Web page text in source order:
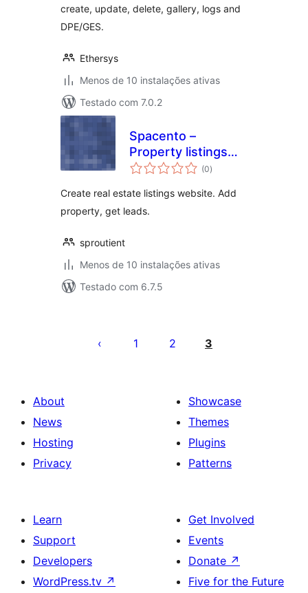
create, update, delete, gallery, logs and
DPE/GES.
Ethersys
Menos de 10 instalações ativas
Testado com 7.0.2
Spacento –
Property listings
for Real estate
(0avaliações
totais
)
Create real estate listings website. Add
property, get leads.
sproutient
Menos de 10 instalações ativas
Testado com 6.7.5
pagination
1 2 3
About
News
Hosting
Privacy
Showcase
Themes
Plugins
Patterns
Learn
Support
Developers
WordPress.tv ↗
Get Involved
Events
Donate ↗
Five for the Future